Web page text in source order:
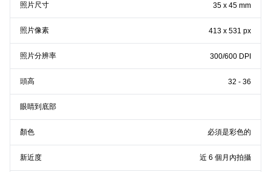
照片尺寸 35 x 45 mm
照片像素 413 x 531 px
照片分辨率 300/600 DPI
頭高 32 - 36
眼睛到底部
顏色 必須是彩色的
新近度 近 6 個月內拍攝